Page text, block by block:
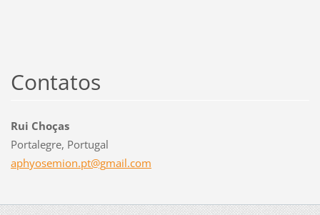
Contatos
Rui Choças
Portalegre, Portugal
aphyosemion.pt@gmail.com